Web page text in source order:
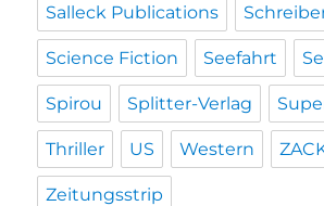
Salleck Publications
Science Fiction Seefahrt
Spirou Splitter-Verlag
Thriller US Western
Zeitungsstrip